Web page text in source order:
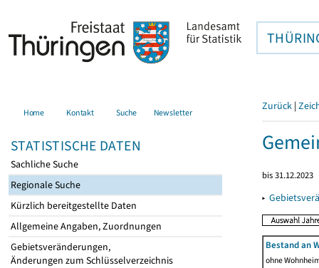
Home Kontakt Suche Newsletter
STATISTISCHE DATEN
Sachliche Suche
Regionale Suche
Kürzlich bereitgestellte Daten
Allgemeine Angaben, Zuordnungen
Gebietsveränderungen,
Änderungen zum Schlüsselverzeichnis
Zurück |
bis 31.12.2023
▸
Bestand an
ohne